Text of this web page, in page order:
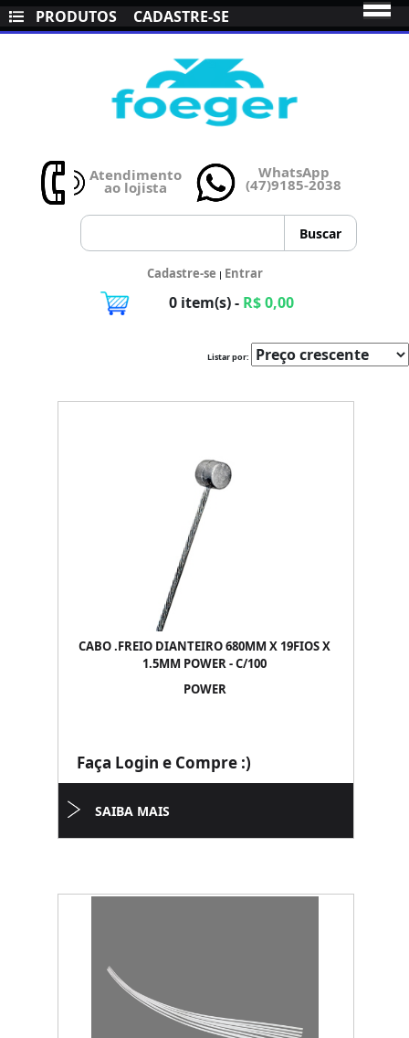
PRODUTOS CADASTRE-SE
Atendimento
ao lojista
WhatsApp
(47)9185-2038
Cadastre-se | Entrar
0 item(s) - R$ 0,00
Listar por:
CABO .FREIO DIANTEIRO 680MM X 19FIOS X
1.5MM POWER - C/100
POWER
Faça Login e Compre :)
SAIBA MAIS